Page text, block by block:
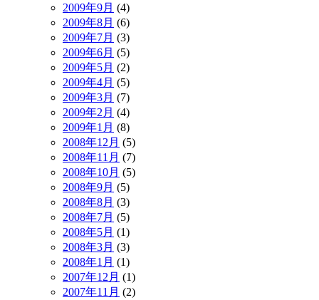
2009年9月 (4)
2009年8月 (6)
2009年7月 (3)
2009年6月 (5)
2009年5月 (2)
2009年4月 (5)
2009年3月 (7)
2009年2月 (4)
2009年1月 (8)
2008年12月 (5)
2008年11月 (7)
2008年10月 (5)
2008年9月 (5)
2008年8月 (3)
2008年7月 (5)
2008年5月 (1)
2008年3月 (3)
2008年1月 (1)
2007年12月 (1)
2007年11月 (2)